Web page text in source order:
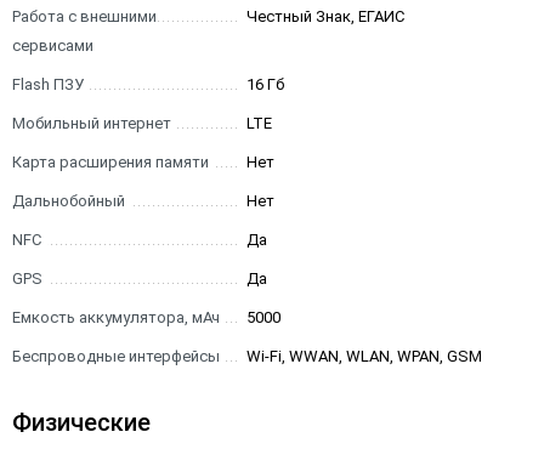
Работа с внешними
сервисами
Честный Знак, ЕГАИС
Flash ПЗУ 16 Гб
Мобильный интернет LTE
Карта расширения памяти Нет
Дальнобойный Нет
NFC Да
GPS Да
Емкость аккумулятора, мАч 5000
Беспроводные интерфейсы Wi-Fi, WWAN, WLAN, WPAN, GSM
Физические